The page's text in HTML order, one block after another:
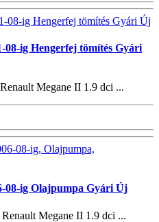
ig Hengerfej tömítés Gyári
Megane II 1.9 dci ...
08-ig Olajpumpa Gyári Új
Megane II 1.9 dci ...